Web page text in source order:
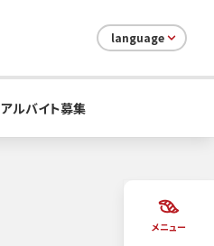
メニュー
language
アルバイト募集